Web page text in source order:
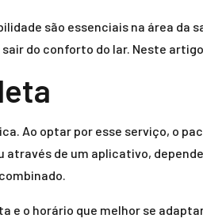
são essenciais na área
sair do conforto do lar. Neste
Ao optar por esse serviço, o
de um aplicativo,
e o horário que melhor se